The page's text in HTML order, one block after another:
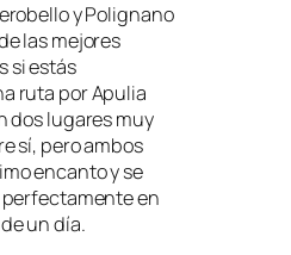
y Polignano
las mejores
si estás
ruta por Apulia
dos lugares muy
sí, pero ambos
encanto y se
en
un día.